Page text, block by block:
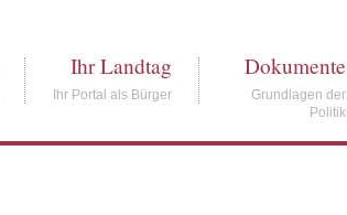
Ihr Landtag
Ihr Portal als Bürger
Dokumente
Grundlagen der
Politik